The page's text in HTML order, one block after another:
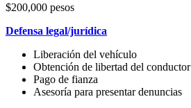
$200,000 pesos
Defensa legal/jurídica
Liberación del vehículo
Obtención de libertad del conductor
Pago de fianza
Asesoría para presentar denuncias